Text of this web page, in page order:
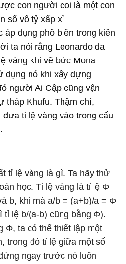
con người coi là một con
số vô tỷ xấp xỉ
áp dụng phổ biến trong kiến
ta nói rằng Leonardo da
vàng khi vẽ bức Mona
dụng nó khi xây dựng
người Ai Cập cũng vận
tháp Khufu. Thậm chí,
tỉ lệ vàng vào trong cấu
tỉ lệ vàng là gì. Ta hãy thử
học. Tỉ lệ vàng là tỉ lệ Φ
b, khi mà a/b = (a+b)/a = Φ
tỉ lệ b/(a-b) cũng bằng Φ).
Φ, ta có thể thiết lập một
trong đó tỉ lệ giữa một số
ngay trước nó luôn